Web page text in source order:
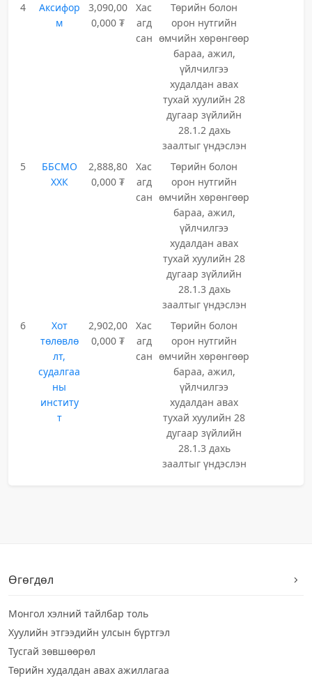
4
Аксифор
м
3,090,00
0,000 ₮
Хас
агд
сан
Төрийн болон
орон нутгийн
өмчийн хөрөнгөөр
бараа, ажил,
үйлчилгээ
худалдан авах
тухай хуулийн 28
дугаар зүйлийн
28.1.2 дахь
заалтыг үндэслэн
5
ББСМО
ХХК
2,888,80
0,000 ₮
Хас
агд
сан
Төрийн болон
орон нутгийн
өмчийн хөрөнгөөр
бараа, ажил,
үйлчилгээ
худалдан авах
тухай хуулийн 28
дугаар зүйлийн
28.1.3 дахь
заалтыг үндэслэн
6
Хот
төлөвлө
лт,
судалгаа
ны
институ
т
2,902,00
0,000 ₮
Хас
агд
сан
Төрийн болон
орон нутгийн
өмчийн хөрөнгөөр
бараа, ажил,
үйлчилгээ
худалдан авах
тухай хуулийн 28
дугаар зүйлийн
28.1.3 дахь
заалтыг үндэслэн
Өгөгдөл
Монгол хэлний тайлбар толь
Хуулийн этгээдийн улсын бүртгэл
Тусгай зөвшөөрөл
Төрийн худалдан авах ажиллагаа